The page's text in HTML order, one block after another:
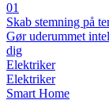
01
Skab stemning på
Gør uderummet
dig
Elektriker
Elektriker
Smart Home